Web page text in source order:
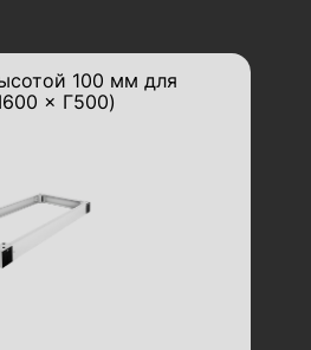
100 мм для
× Г500)